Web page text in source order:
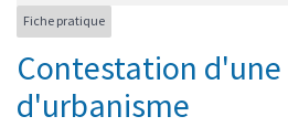
Fiche pratique
Contestation
d'urbanisme